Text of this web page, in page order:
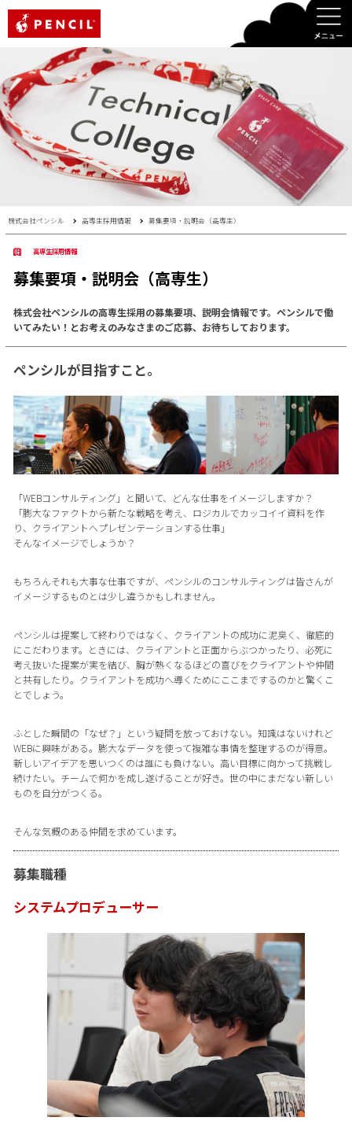
株式会社ペンシル 高専生採用情報 募集要項・説明会（高専生）
高専生採用情報
募集要項・説明会（高専生）
株式会社ペンシルの高専生採用の募集要項、説明会情報です。ペンシルで働
いてみたい！とお考えのみなさまのご応募、お待ちしております。
ペンシルが目指すこと。
「WEBコンサルティング」と聞いて、どんな仕事をイメージしますか？
「膨大なファクトから新たな戦略を考え、ロジカルでカッコイイ資料を作
り、クライアントへプレゼンテーションする仕事」
そんなイメージでしょうか？
もちろんそれも大事な仕事ですが、ペンシルのコンサルティングは皆さんが
イメージするものとは少し違うかもしれません。
ペンシルは提案して終わりではなく、クライアントの成功に泥臭く、徹底的
にこだわります。ときには、クライアントと正面からぶつかったり、必死に
考え抜いた提案が実を結び、胸が熱くなるほどの喜びをクライアントや仲間
と共有したり。クライアントを成功へ導くためにここまでするのかと驚くこ
とでしょう。
ふとした瞬間の「なぜ？」という疑問を放っておけない。知識はないけれど
WEBに興味がある。膨大なデータを使って複雑な事情を整理するのが得意。
新しいアイデアを思いつくのは誰にも負けない。高い目標に向かって挑戦し
続けたい。チームで何かを成し遂げることが好き。世の中にまだない新しい
ものを自分がつくる。
そんな気概のある仲間を求めています。
募集職種
システムプロデューサー